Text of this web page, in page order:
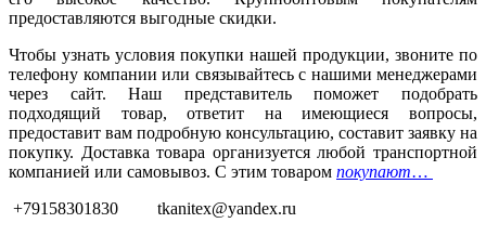
предоставляются выгодные скидки.
Чтобы узнать условия покупки нашей продукции, звоните по
телефону компании или связывайтесь с нашими менеджерами
через сайт. Наш представитель поможет подобрать
подходящий товар, ответит на имеющиеся вопросы,
предоставит вам подробную консультацию, составит заявку на
покупку. Доставка товара организуется любой транспортной
компанией или самовывоз. С этим товаром покупают…
+79158301830 tkanitex@yandex.ru